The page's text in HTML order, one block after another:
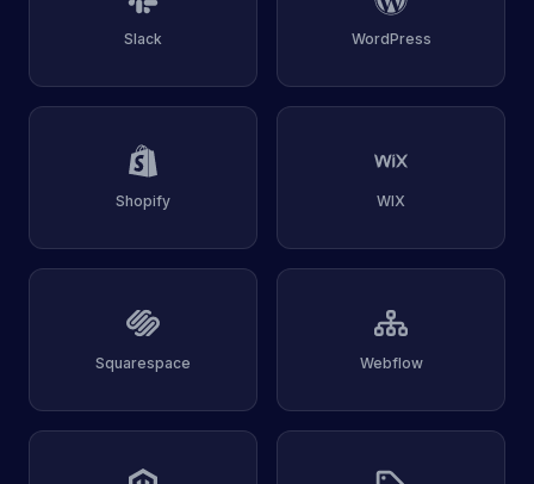
Slack WordPress
Shopify WIX
Squarespace Webflow